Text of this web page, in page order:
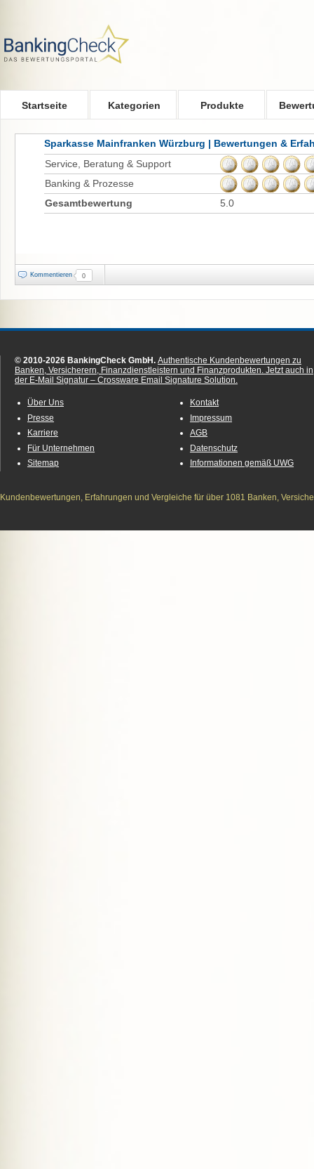
Startseite Kategorien Produkte
Sparkasse Mainfranken Würzburg | Bewertungen &
Service, Beratung & Support
Banking & Prozesse
Gesamtbewertung
5.0
Kommentieren 0
© 2010-2026 BankingCheck GmbH. Authentische Kundenbewertungen zu
Banken, Versicherern, Finanzdienstleistern und Finanzprodukten. Jetzt auch in
der E-Mail Signatur – Crossware Email Signature Solution.
Über Uns
Presse
Karriere
Für Unternehmen
Sitemap
Kontakt
Impressum
AGB
Datenschutz
Informationen gemäß UWG
Kundenbewertungen, Erfahrungen und Vergleiche für über 1081 Banken,